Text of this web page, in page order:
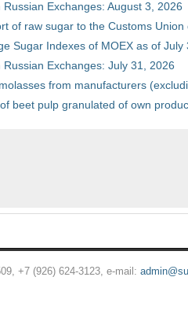
Exchanges: August 3, 2026
of raw sugar to the Customs
Sugar Indexes of MOEX as of July
Exchanges: July 31, 2026
from manufacturers
beet pulp granulated of own
+7 (926) 624-3123, e-mail: